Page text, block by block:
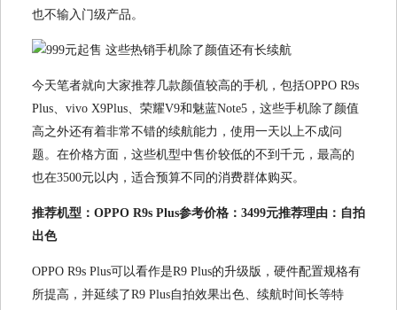
也不输入门级产品。
今天笔者就向大家推荐几款颜值较高的手机，包括OPPO R9s
Plus、vivo X9Plus、荣耀V9和魅蓝Note5，这些手机除了颜值
高之外还有着非常不错的续航能力，使用一天以上不成问
题。在价格方面，这些机型中售价较低的不到千元，最高的
也在3500元以内，适合预算不同的消费群体购买。
推荐机型：OPPO R9s Plus参考价格：3499元推荐理由：自拍
出色
OPPO R9s Plus可以看作是R9 Plus的升级版，硬件配置规格有
所提高，并延续了R9 Plus自拍效果出色、续航时间长等特